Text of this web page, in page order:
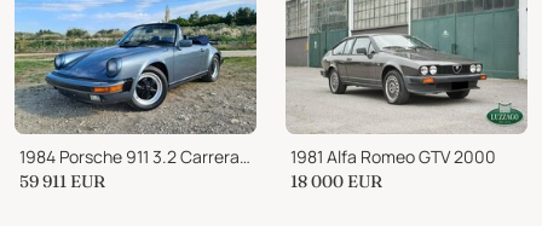
1984 Porsche 911 3.2 Carrera Cab
59 911 EUR
1981 Alfa Romeo GTV 2000
18 000 EUR